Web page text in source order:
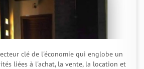
clé de l'économie qui englobe un
liées à l'achat, la vente, la location et